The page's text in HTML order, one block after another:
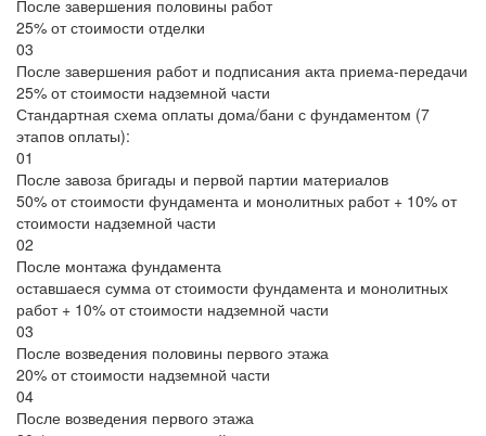
После завершения половины работ
25% от стоимости отделки
03
После завершения работ и подписания акта приема-передачи
25% от стоимости надземной части
Стандартная схема оплаты дома/бани с фундаментом (7
этапов оплаты):
01
После завоза бригады и первой партии материалов
50% от стоимости фундамента и монолитных работ + 10% от
стоимости надземной части
02
После монтажа фундамента
оставшаеся сумма от стоимости фундамента и монолитных
работ + 10% от стоимости надземной части
03
После возведения половины первого этажа
20% от стоимости надземной части
04
После возведения первого этажа